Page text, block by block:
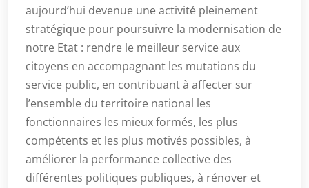
aujourd’hui devenue une activité pleinement
stratégique pour poursuivre la modernisation de
notre Etat : rendre le meilleur service aux
citoyens en accompagnant les mutations du
service public, en contribuant à affecter sur
l’ensemble du territoire national les
fonctionnaires les mieux formés, les plus
compétents et les plus motivés possibles, à
améliorer la performance collective des
différentes politiques publiques, à rénover et